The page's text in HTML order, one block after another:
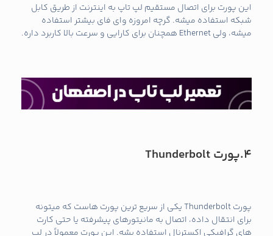
این پورت برای اتصال مستقیم لپ تاپ به اینترنت از طریق کابل
شبکه استفاده میشه. گرچه امروزه وای‌ فای بیشتر استفاده
میشه، ولی Ethernet همچنان برای کارایی و سرعت بالا کاربرد داره.
4.پورت
پورت Thunderbolt یکی از سریع‌ ترین پورت‌ هاست که میتونه
برای انتقال داده، اتصال به مانیتورهای پیشرفته یا حتی کارت‌
های گرافیکی اکسترنال استفاده بشه. این پورت معمولاً در لپ